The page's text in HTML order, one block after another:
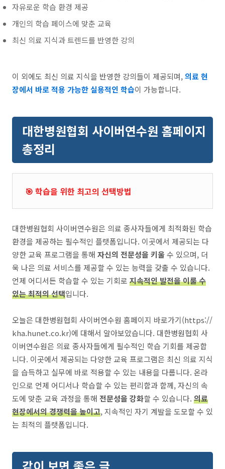
자유로운 학습 환경 제공
개인의 학습 페이스에 맞춘 교육
최신 의료 지식과 트렌드를 반영한 강의
이 외에도 최신 의료 지식을 반영한 강의들이 제공되며,의료 현
장에서 바로 적용 가능한 실용적인 학습이 가능합니다.
대한병원협회 사이버연수원 홈페이지
총정리
🎯 학습을 위한 최고의 선택방법
대한병원협회 사이버연수원은 의료 종사자들에게 최적화된 학습
환경을 제공하는 필수적인 플랫폼입니다. 이곳에서 제공되는 다
양한 교육 프로그램을 통해 자신의 전문성을 키울수 있으며, 더
욱 나은 의료 서비스를 제공할 수 있는 능력을 갖출 수 있습니다.
언제 어디서든 학습할 수 있는 기회로 지속적인 발전을 이룰 수
있는 최적의 선택입니다.
오늘은 대한병원협회 사이버연수원 홈페이지 바로가기(https://
kha.hunet.co.kr)에 대해서 알아보았습니다. 대한병원협회 사
이버연수원은 의료 종사자들에게 필수적인 학습 기회를 제공합
니다. 이곳에서 제공되는 다양한 교육 프로그램은 최신 의료 지식
을 습득하고 실무에 바로 적용할 수 있는 내용을 다룹니다. 온라
인으로 언제 어디서나 학습할 수 있는 편리함과 함께, 자신의 속
도에 맞춘 교육 과정을 통해 전문성을 강화할 수 있습니다. 의료
현장에서의 경쟁력을 높이고, 지속적인 자기 계발을 도모할 수 있
는 최적의 플랫폼입니다.